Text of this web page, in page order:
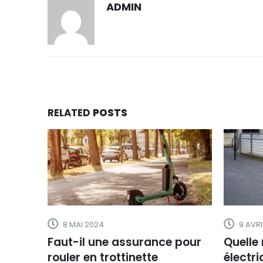
ADMIN
RELATED POSTS
8 MAI 2024
Faut-il une assurance pour
rouler en trottinette
9